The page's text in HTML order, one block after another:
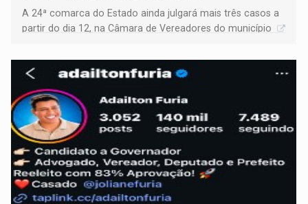
A 24ª comarca do Estado ainda julgará mais três casos a
partir do dia 12, na Câmara de Vereadores do município